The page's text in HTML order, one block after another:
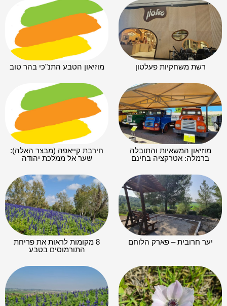
רשת משחקיות פעלטון מוזיאון הטבע התנ"כי בהר טוב
מוזיאון המשאיות והתובלה
ברמלה: אטרקציה בחינם
חירבת קייאפה (מבצר האלה):
שער אל ממלכת יהודה
יער חרובית – פארק הלוחם
8 מקומות לראות את פריחת
התורמוסים בטבע